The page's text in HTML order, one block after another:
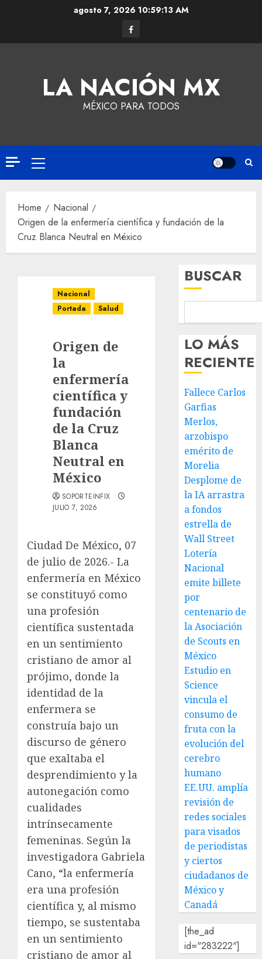
agosto 7, 2026 10:59:14 AM
LA NACIÓN MX
MÉXICO PARA TODOS
Home
Nacional
Origen de la enfermería científica y fundación de la
Cruz Blanca Neutral en México
Nacional
Portada
Salud
Origen de
la
enfermería
científica y
fundación
de la Cruz
Blanca
Neutral en
México
SOPORTEINFIX
JULIO 7, 2026
Ciudad De México, 07
de julio de 2026.- La
enfermería en México
se constituyó como
una profesión
científica sustentada
en un sentimiento
cristiano de amor al
prójimo, donde la
identidad de la
enfermera se
construía bajo un
discurso de género
que exaltaba el
desprendimiento y la
autonegación como
cualidades
intrínsecamente
femeninas. Según la
investigadora Gabriela
Cano, “la enfermería
era una profesión
científica y, al mismo
tiempo, se sustentaba
en un sentimiento
cristiano de amor al
BUSCAR
LO MÁS
RECIENTE
Fallece Carlos
Garfias
Merlos,
arzobispo
emérito de
Morelia
Desplome de
la IA arrastra
a fondos
estrella de
Wall Street
Lotería
Nacional
emite billete
por
centenario de
la Asociación
de Scouts en
México
Estudio en
Science
vincula el
consumo de
fruta con la
evolución del
cerebro
humano
EE.UU. amplía
revisión de
redes sociales
para visados
de periodistas
y ciertos
ciudadanos de
México y
Canadá
[the_ad
id="283222"]